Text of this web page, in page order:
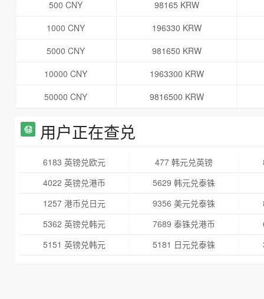
500 CNY
98165 KRW
1000 CNY
196330 KRW
5000 CNY
981650 KRW
10000 CNY
1963300 KRW
50000 CNY
9816500 KRW
用户正在查兑
6183 英镑兑欧元 477 韩元兑英镑
4022 英镑兑港币
5629 韩元兑泰铢
1257 港币兑日元
9356 美元兑泰铢
5362 英镑兑韩元
7689 泰铢兑港币
5151 英镑兑韩元
5181 日元兑泰铢